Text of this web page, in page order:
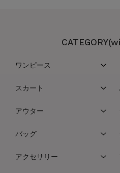
ワンピース
スカート
アウター
バッグ
アクセサリー